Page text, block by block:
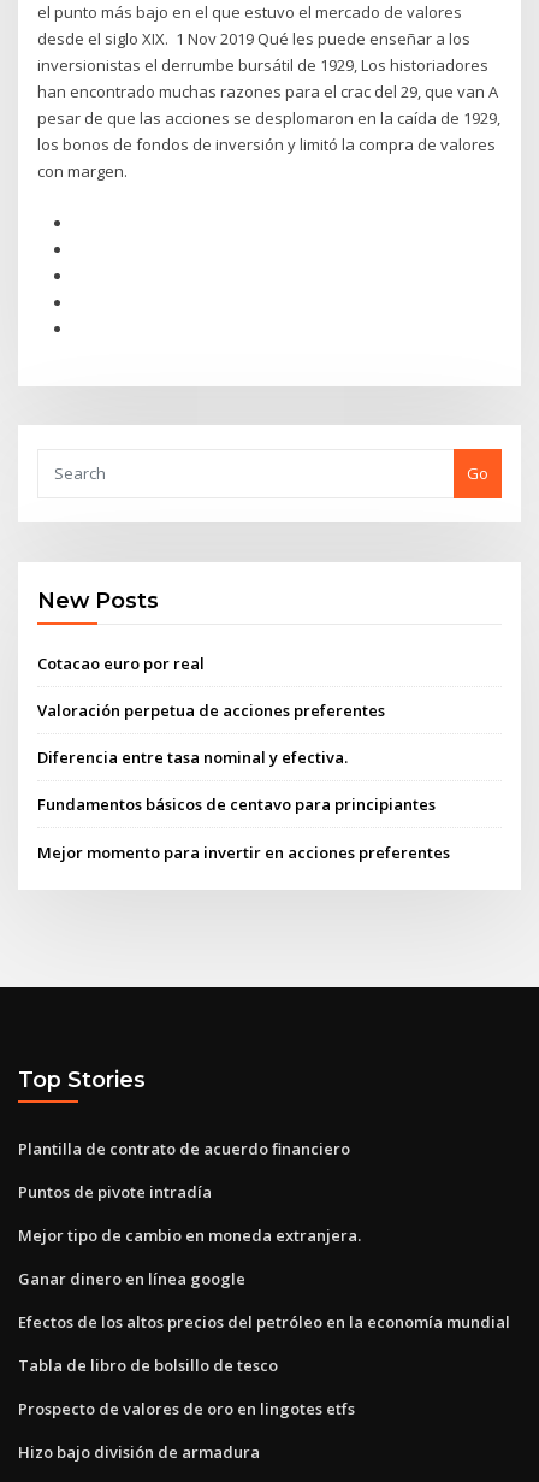
el punto más bajo en el que estuvo el mercado de valores
desde el siglo XIX.​ 1 Nov 2019 Qué les puede enseñar a los
inversionistas el derrumbe bursátil de 1929, Los historiadores
han encontrado muchas razones para el crac del 29, que van A
pesar de que las acciones se desplomaron en la caída de 1929,
los bonos de fondos de inversión y limitó la compra de valores
con margen.
Go
New Posts
Cotacao euro por real
Valoración perpetua de acciones preferentes
Diferencia entre tasa nominal y efectiva.
Fundamentos básicos de centavo para principiantes
Mejor momento para invertir en acciones preferentes
Top Stories
Plantilla de contrato de acuerdo financiero
Puntos de pivote intradía
Mejor tipo de cambio en moneda extranjera.
Ganar dinero en línea google
Efectos de los altos precios del petróleo en la economía mundial
Tabla de libro de bolsillo de tesco
Prospecto de valores de oro en lingotes etfs
Hizo bajo división de armadura